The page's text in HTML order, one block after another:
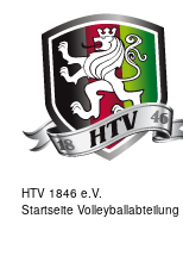
HTV 1846 e.V.
Startseite Volleyballabteilung